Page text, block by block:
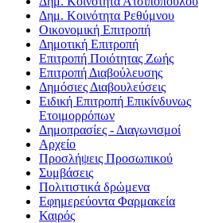
Δημ. Κοινότητα Ρεθύμνου
Οικονομική Επιτροπή
Δημοτική Επιτροπή
Επιτροπή Ποιότητας Ζωής
Επιτροπή Διαβούλευσης
Δημόσιες Διαβουλεύσεις
Ειδική Επιτροπή Επικίνδυνως
Ετοιμορρόπων
Δημοπρασίες - Διαγωνισμοί
Αρχείο
Προσλήψεις Προσωπικού
Συμβάσεις
Πολιτιστικά δρώμενα
Εφημερεύοντα Φαρμακεία
Καιρός